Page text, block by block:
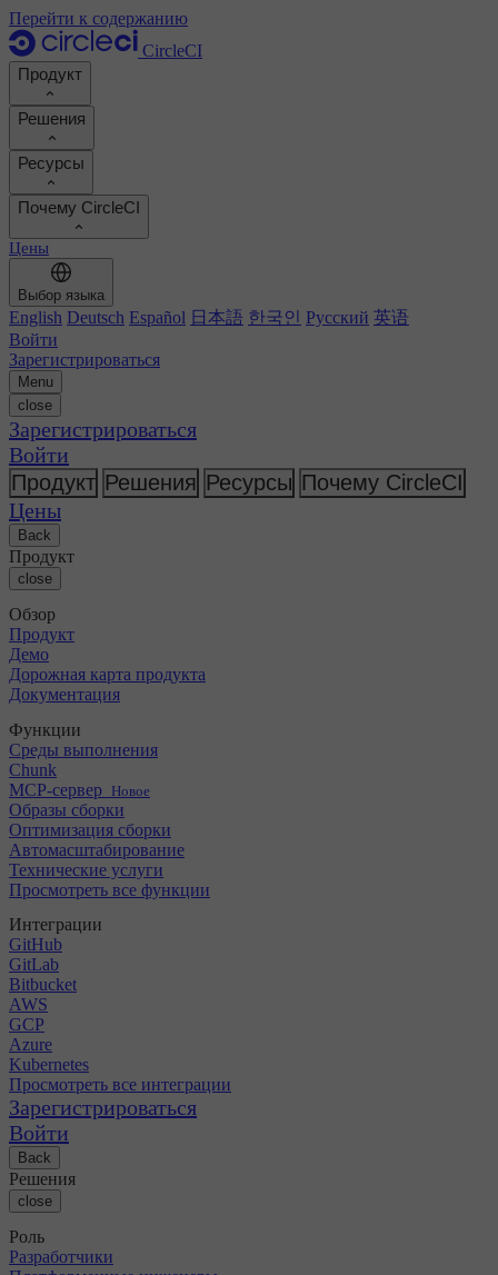
Перейти к содержанию
CircleCI
Продукт
Продукт
Демо
Дорожная карта продукта
Документация
Среды выполнения
Chunk
MCP-серверНовое
Образы сборки
Оптимизация сборки
Автомасштабирование
Технические услуги
GitHub
GitLab
Bitbucket
AWS
GCP
Azure
Решения
Разработчики
Платформенные инженеры
Инженеры по безопасности
Руководители разработки
Бизнес-лидеры
ИИ-агенты
Автоматизация
Непрерывная интеграция
Мобильная разработка
Искусственный интеллект
Оркестровка релиза
Безопасность и соответствие требованиям
Крупный бизнес
Малый и средний бизнес
Стартап
Ресурсы
Документация
Портал поддержки
Реестр Orbs
Реестр образов
Истории клиентов
Отчеты и руководства
Подкаст
Блог
Темы
Список изменений
События
Форум обсуждений
Открытый исходный код
Почему CircleCI
Рассчитать ROI
Повышение продуктивности разработчиков
Сравните показатели своей команды
Посмотреть успехи клиентов
CircleCI против GitHub Actions
CircleCI против Harness
CircleCI против Buildkite
CircleCI против Jenkins
CircleCI против Bitrise
О нас
Партнеры
Новости
Цены
Выбор языка
English Deutsch Español 日本語 한국인 Русский 英语
Войти
Зарегистрироваться
Menu
close
Зарегистрироваться
Войти
Продукт Решения Ресурсы Почему CircleCI
Цены
Back
Продукт
close
Обзор
Продукт
Демо
Дорожная карта продукта
Документация
Функции
Среды выполнения
Chunk
MCP-сервер Новое
Образы сборки
Оптимизация сборки
Автомасштабирование
Технические услуги
Просмотреть все функции
Интеграции
GitHub
GitLab
Bitbucket
AWS
GCP
Azure
Kubernetes
Просмотреть все интеграции
Зарегистрироваться
Войти
Back
Решения
close
Роль
Разработчики